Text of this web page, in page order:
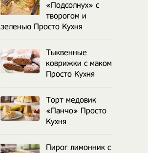
«Подсолнух» с
творогом и
зеленью Просто Кухня
Тыквенные
коврижки с маком
Просто Кухня
Торт медовик
«Панчо» Просто
Кухня
Пирог лимонник с